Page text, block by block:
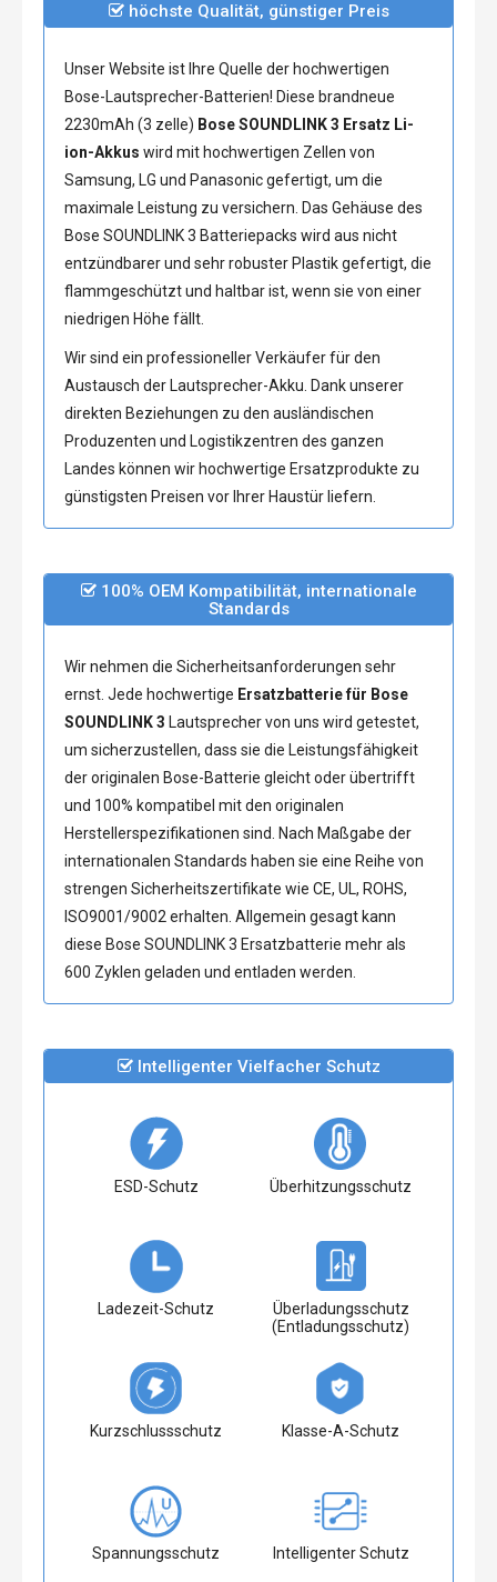
höchste Qualität, günstiger Preis
Unser Website ist Ihre Quelle der hochwertigen
Bose-Lautsprecher-Batterien! Diese brandneue
2230mAh (3 zelle) Bose SOUNDLINK 3 Ersatz Li-
ion-Akkus wird mit hochwertigen Zellen von
Samsung, LG und Panasonic gefertigt, um die
maximale Leistung zu versichern. Das Gehäuse des
Bose SOUNDLINK 3 Batteriepacks wird aus nicht
entzündbarer und sehr robuster Plastik gefertigt, die
flammgeschützt und haltbar ist, wenn sie von einer
niedrigen Höhe fällt.
Wir sind ein professioneller Verkäufer für den
Austausch der Lautsprecher-Akku. Dank unserer
direkten Beziehungen zu den ausländischen
Produzenten und Logistikzentren des ganzen
Landes können wir hochwertige Ersatzprodukte zu
günstigsten Preisen vor Ihrer Haustür liefern.
100% OEM Kompatibilität, internationale
Standards
Wir nehmen die Sicherheitsanforderungen sehr
ernst. Jede hochwertige Ersatzbatterie für Bose
SOUNDLINK 3 Lautsprecher von uns wird getestet,
um sicherzustellen, dass sie die Leistungsfähigkeit
der originalen Bose-Batterie gleicht oder übertrifft
und 100% kompatibel mit den originalen
Herstellerspezifikationen sind. Nach Maßgabe der
internationalen Standards haben sie eine Reihe von
strengen Sicherheitszertifikate wie CE, UL, ROHS,
ISO9001/9002 erhalten. Allgemein gesagt kann
diese Bose SOUNDLINK 3 Ersatzbatterie mehr als
600 Zyklen geladen und entladen werden.
Intelligenter Vielfacher Schutz
ESD-Schutz Überhitzungsschutz
Ladezeit-Schutz
Überladungsschutz
(Entladungsschutz)
Kurzschlussschutz Klasse-A-Schutz
Spannungsschutz Intelligenter Schutz